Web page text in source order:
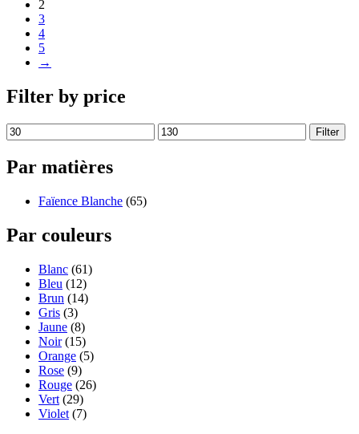
2
3
4
5
→
Filter by price
Filter
Par matières
Faïence Blanche (65)
Par couleurs
Blanc (61)
Bleu (12)
Brun (14)
Gris (3)
Jaune (8)
Noir (15)
Orange (5)
Rose (9)
Rouge (26)
Vert (29)
Violet (7)